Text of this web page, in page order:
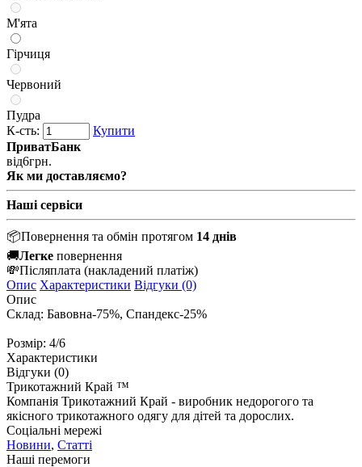
М'ята
Гірчиця
Червоний
Пудра
К-сть:
Купити
ПриватБанк
від6грн.
Як ми доставляємо?
Наші сервіси
📦Повернення та обмін протягом 14 днів
🚚Легке повернення
💸Післяплата (накладений платіж)
Опис Характеристики Відгуки (0)
Опис
Склад: Бавовна-75%, Спандекс-25%
Розмір: 4/6
Характеристики
Відгуки (0)
Трикотажний Край ™
Компанія Трикотажний Край - виробник недорогого та
якісного трикотажного одягу для дітей та дорослих.
Соціальні мережі
Новини, Статті
Наші перемоги